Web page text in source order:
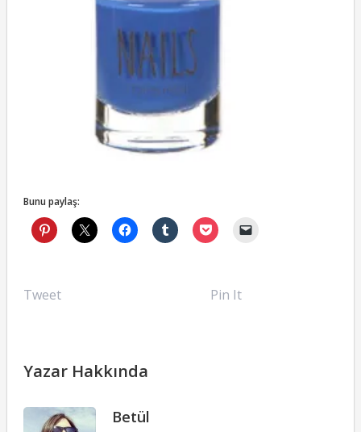
Bunu paylaş:
Tweet Pin It
Yazar Hakkında
Betül